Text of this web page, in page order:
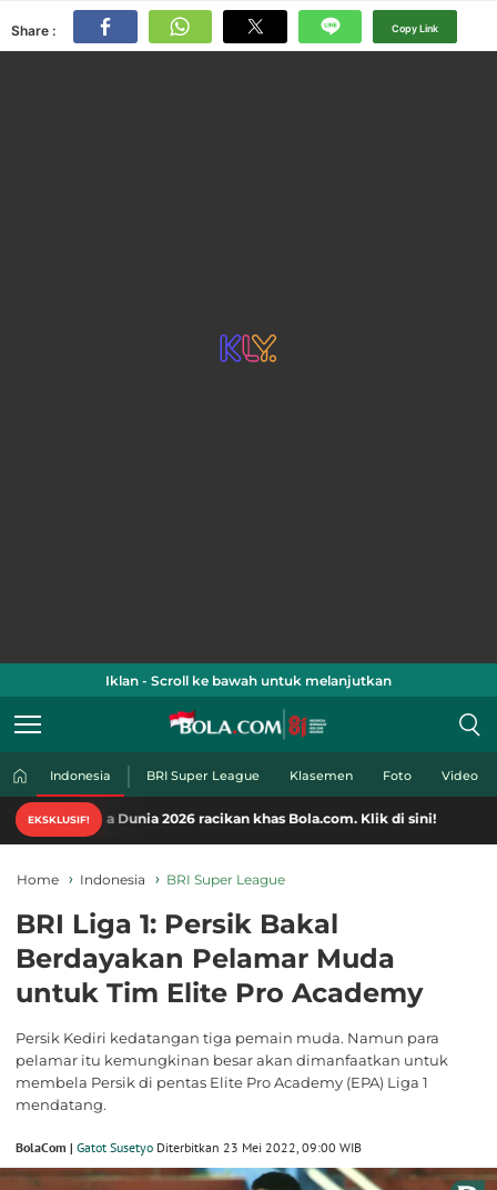
Share : Copy Link
Iklan - Scroll ke bawah untuk melanjutkan
Indonesia BRI Super League Klasemen Foto Video
EKSKLUSIF!
Dunia 2026 racikan khas Bola.com. Klik di sini!
Home Indonesia BRI Super League
BRI Liga 1: Persik Bakal
Berdayakan Pelamar Muda
untuk Tim Elite Pro Academy
Persik Kediri kedatangan tiga pemain muda. Namun para
pelamar itu kemungkinan besar akan dimanfaatkan untuk
membela Persik di pentas Elite Pro Academy (EPA) Liga 1
mendatang.
BolaCom | Gatot Susetyo Diterbitkan 23 Mei 2022, 09:00 WIB